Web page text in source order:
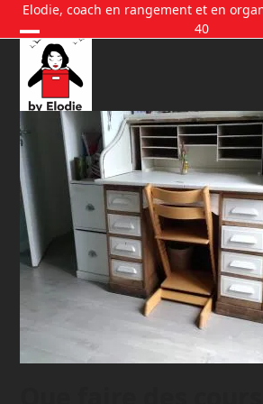
Skip
content
Elodie, coach en rangement et en
40